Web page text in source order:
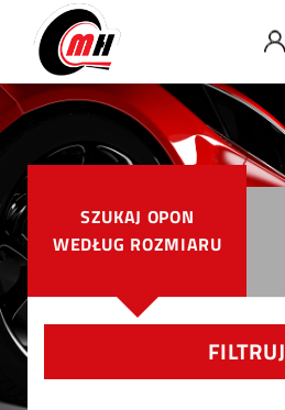
SZUKAJ OPON
WEDŁUG ROZMIARU
FILTRUJ